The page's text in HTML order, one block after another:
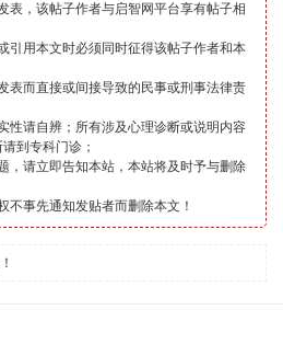
表，该帖子作者与启智网平台享有帖子相
引用本文时必须同时征得该帖子作者和本
表而直接或间接导致的民事或刑事法律责
性请自辨；所有涉及心理诊断或说明内容
到专科门诊；
，请立即告知本站，本站将及时予与删除
不事先通知发贴者而删除本文！